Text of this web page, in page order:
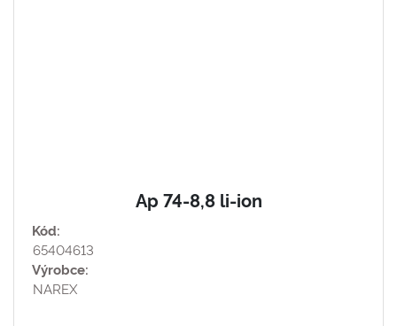
Ap 74-8,8 li-ion
Kód:
65404613
Výrobce:
NAREX